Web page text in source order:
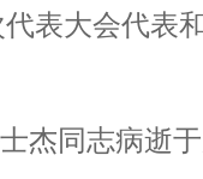
表大会代表
同志病逝